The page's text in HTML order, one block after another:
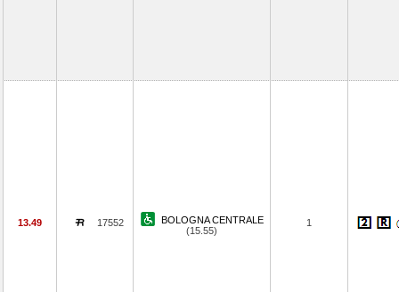
13.49 17552
BOLOGNA CENTRALE
(15.55)
1